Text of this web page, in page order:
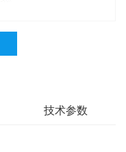
技术参数